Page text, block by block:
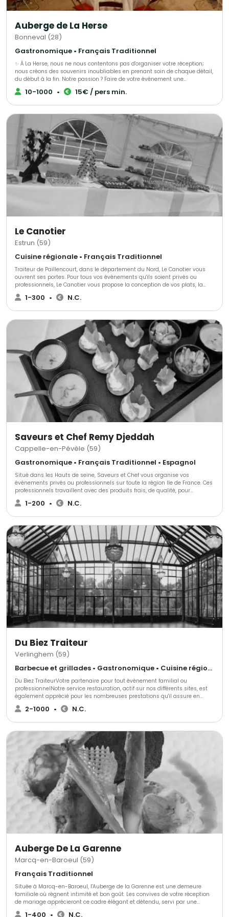
Auberge de La Herse
Bonneval (28)
Gastronomique • Français Traditionnel
✨ À La Herse, nous ne nous contentons pas d'organiser votre réception;
nous créons des souvenirs inoubliables en prenant soin de chaque détail,
du début à la fin. Notre passion ? Faire de votre événement une
célébration époustouflante qui restera gravée dans les mémoires ! 🌟 L'
Atelier Traiteur, votre expert dédié en organisation d'événements depuis
transformer vos rêves en réalité, avec une touche de magie à chaque
10-1000 • 15€ / pers min.
Le Canotier
Estrun (59)
Cuisine régionale • Français Traditionnel
Traiteur de Paillencourt, dans le département du Nord, Le Canotier vous
ouvrent ses portes. Pour tous vos évènements qu'ils soient privés ou
professionnels, Le Canotier vous propose la conception de vos plats, la
location de salle. En effet, le cadre Le Canotier est apaisant et très vert. Les
professionnels disposent de beaucoup d'expérience de d'originalité pour
1-300 • N.C.
Saveurs et Chef Remy Djeddah
Cappelle-en-Pévèle (59)
Gastronomique • Français Traditionnel • Espagnol
Situé dans les Hauts de seine, Saveurs et Chef vous organise vos
événements privés ou professionnels sur toute la région Ile de France. Ces
professionnels travaillent avec des produits frais, de qualité, pour
répondre à toutes vos demandes. Ils s’adapteront à toutes vos exigences
avec créativité et inventivité. Tout est personnalisable et fait maison, par
1-200 • N.C.
Du Biez Traiteur
Verlinghem (59)
Barbecue et grillades • Gastronomique • Cuisine régionale
Du Biez TraiteurVotre partenaire pour tout événement familial ou
professionnelNotre service restauration, actif sur nos différents sites, est
également apprécié pour les nombreuses prestations qu'il assure en
entreprise, chez vous, ou dans tout autre lieu de votre choix.Un vernissage,
une inauguration, un espace VIP sur une manifestation sportive ou
2-1000 • N.C.
Auberge De La Garenne
Marcq-en-Baroeul (59)
Français Traditionnel
Située à Marcq-en-Baroeul, l'Auberge de la Garenne est une demeure
familiale où règnent intimité et bon goût. Les convives de votre réception
de mariage apprécieront ce cadre élégant et détendu, servi par une
cuisine gastronomique.Espaces et capacitésPour accueillir votre réception
1-400 • N.C.